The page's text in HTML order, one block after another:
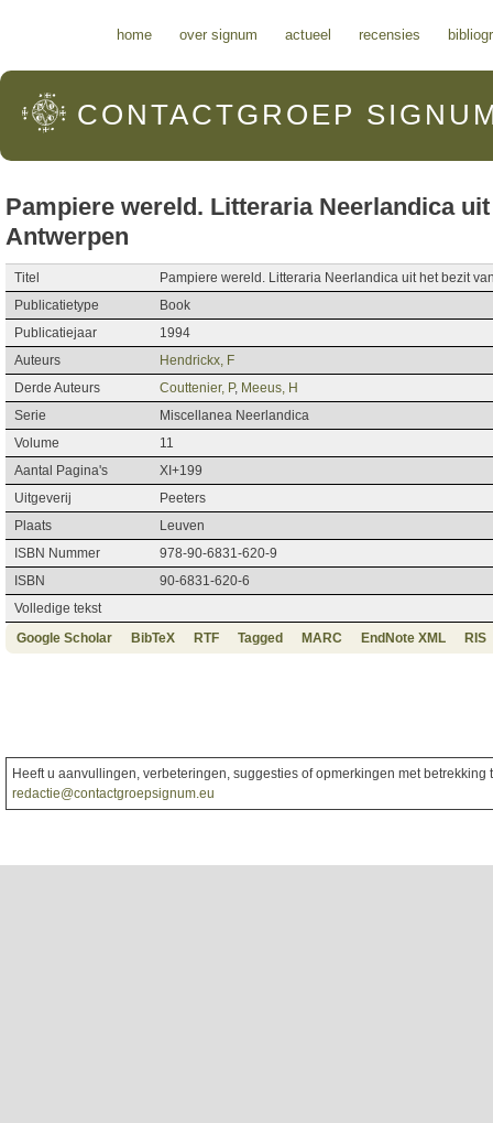
home over signum actueel recensies
CONTACTGROEP
Pampiere wereld. Litteraria Neerlandica
Antwerpen
Titel
Pampiere wereld. Litteraria Neerlandica uit het bezit
Publicatietype
Book
Publicatiejaar
1994
Auteurs
Hendrickx, F
Derde Auteurs
Couttenier, P, Meeus, H
Serie
Miscellanea Neerlandica
Volume
11
Aantal Pagina's
XI+199
Uitgeverij
Peeters
Plaats
Leuven
ISBN Nummer
978-90-6831-620-9
ISBN
90-6831-620-6
Volledige tekst
Google Scholar
BibTeX RTF Tagged MARC EndNote XML RIS
Heeft u aanvullingen, verbeteringen, suggesties of opmerkingen met
redactie@contactgroepsignum.eu